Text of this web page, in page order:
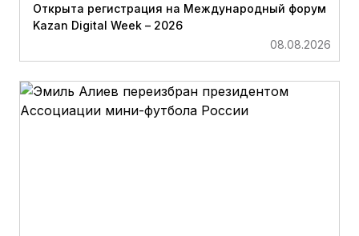
Открыта регистрация на Международный форум
Kazan Digital Week – 2026
08.08.2026